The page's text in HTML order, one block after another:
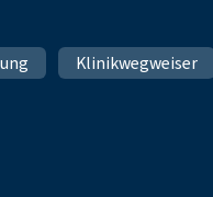
Klinikwegweiser